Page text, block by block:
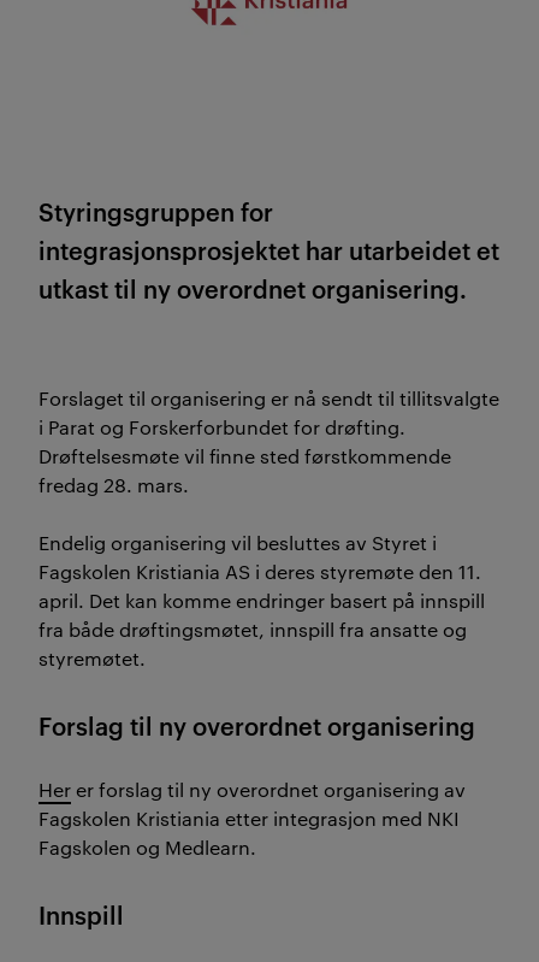
Styringsgruppen for
integrasjonsprosjektet har utarbeidet et
utkast til ny overordnet organisering.
Forslaget til organisering er nå sendt til tillitsvalgte
i Parat og Forskerforbundet for drøfting.
Drøftelsesmøte vil finne sted førstkommende
fredag 28. mars.
Endelig organisering vil besluttes av Styret i
Fagskolen Kristiania AS i deres styremøte den 11.
april. Det kan komme endringer basert på innspill
fra både drøftingsmøtet, innspill fra ansatte og
styremøtet.
Forslag til ny overordnet organisering
Her er forslag til ny overordnet organisering av
Fagskolen Kristiania etter integrasjon med NKI
Fagskolen og Medlearn.
Innspill